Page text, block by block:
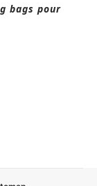
bags pour